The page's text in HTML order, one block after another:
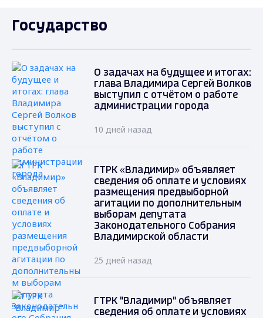
Государство
О задачах на будущее и итогах:
глава Владимира Сергей Волков
выступил с отчётом о работе
администрации города
10 дней назад
ГТРК «Владимир» объявляет
сведения об оплате и условиях
размещения предвыборной
агитации по дополнительным
выборам депутата
Законодательного Собрания
Владимирской области
25 дней назад
ГТРК "Владимир" объявляет
сведения об оплате и условиях